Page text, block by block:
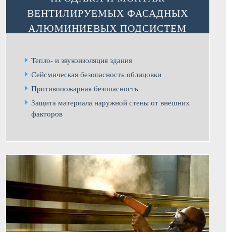
ВЕНТИЛИРУЕМЫХ ФАСАДНЫХ
АЛЮМИНИЕВЫХ ПОДСИСТЕМ
Тепло- и звукоизоляция здания
Сейсмическая безопасность облицовки
Противопожарная безопасность
Защита материала наружной стены от внешних
факторов